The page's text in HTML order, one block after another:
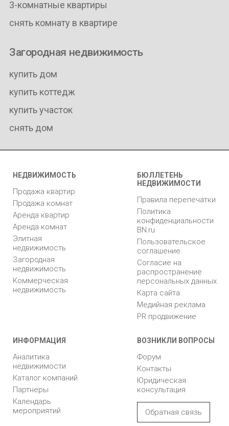
3-комнатные квартиры
снять комнату в квартире
Загородная недвижимость
купить дом
купить коттедж
купить участок
снять дом
НЕДВИЖИМОСТЬ
Продажа квартир
Продажа комнат
Аренда квартир
Аренда комнат
Элитная
недвижимость
Загородная
недвижимость
Коммерческая
недвижимость
БЮЛЛЕТЕНЬ
НЕДВИЖИМОСТИ
Правила перепечатки
Политика
конфиденциальности
BN.ru
Пользовательское
соглашение
Согласие на
распространение
персональных данных
Карта сайта
Медийная реклама
PR продвижение
ИНФОРМАЦИЯ
Аналитика
недвижимости
Каталог компаний
Партнеры
Календарь
мероприятий
ВОЗНИКЛИ ВОПРОСЫ
Форум
Контакты
Юридическая
консультация
Обратная связь